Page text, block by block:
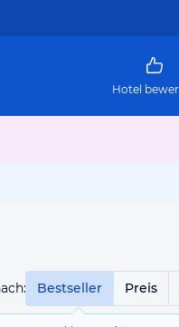
Hotel
Bestseller Preis